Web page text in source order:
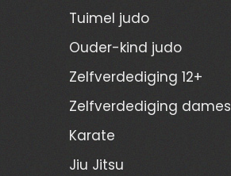
Tuimel judo
Ouder-kind judo
Zelfverdediging 12+
Zelfverdediging dames
Karate
Jiu Jitsu